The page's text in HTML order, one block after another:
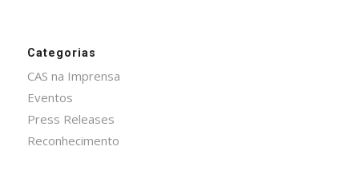
Categorias
CAS na Imprensa
Eventos
Press Releases
Reconhecimento